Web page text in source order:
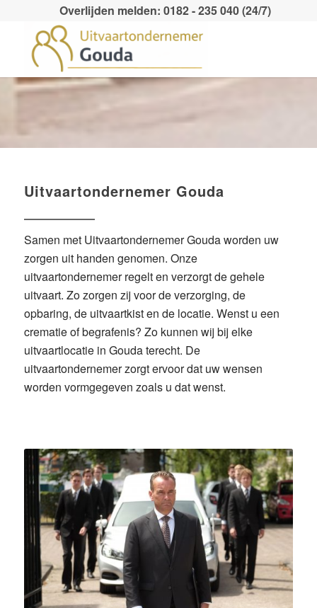
Overlijden melden: 0182 - 235 040 (24/7)
Uitvaartondernemer Gouda
Samen met Uitvaartondernemer Gouda worden uw
zorgen uit handen genomen. Onze
uitvaartondernemer regelt en verzorgt de gehele
uitvaart. Zo zorgen zij voor de verzorging, de
opbaring, de uitvaartkist en de locatie. Wenst u een
crematie of begrafenis? Zo kunnen wij bij elke
uitvaartlocatie in Gouda terecht. De
uitvaartondernemer zorgt ervoor dat uw wensen
worden vormgegeven zoals u dat wenst.
Uitvaart regelen in Gouda